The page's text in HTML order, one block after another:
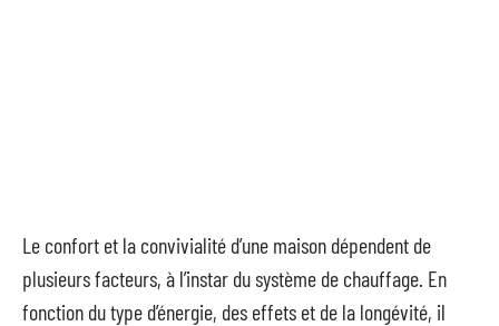
Le confort et la convivialité d’une maison dépendent de
plusieurs facteurs, à l’instar du système de chauffage. En
fonction du type d’énergie, des effets et de la longévité, il